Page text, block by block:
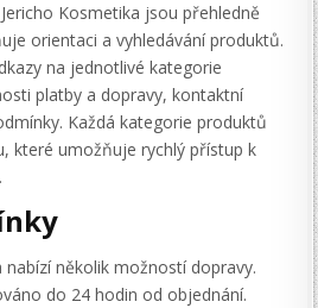
Kosmetika jsou přehledně
orientaci a vyhledávání produktů.
na jednotlivé kategorie
platby a dopravy, kontaktní
Každá kategorie produktů
které umožňuje rychlý přístup k
nabízí několik možností dopravy.
do 24 hodin od objednání.